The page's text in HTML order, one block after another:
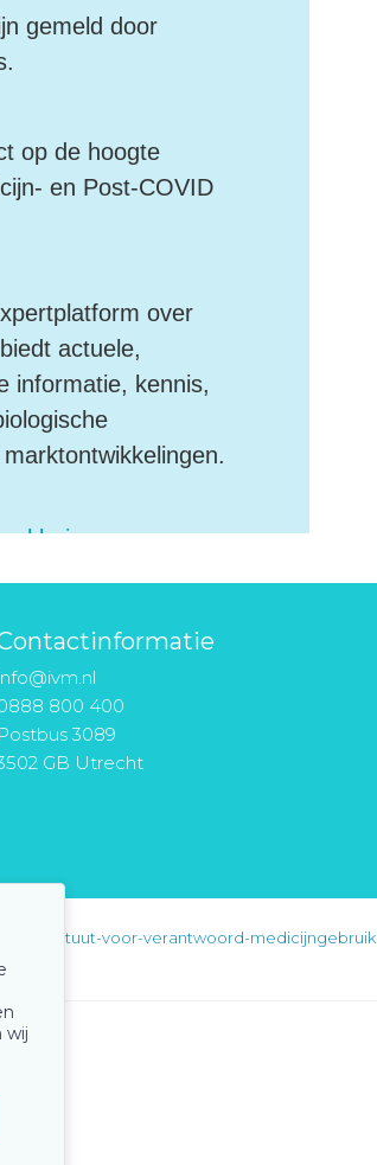
800 400
Postbus 3089
GB Utrecht
instituut-voor-verantwoord-medicijngebruik
wij